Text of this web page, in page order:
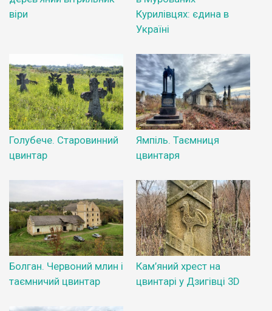
віри
Курилівцях: єдина в
Україні
Голубече. Старовинний
цвинтар
Ямпіль. Таємниця
цвинтаря
Болган. Червоний млин і
таємничий цвинтар
Кам’яний хрест на
цвинтарі у Дзигівці 3D